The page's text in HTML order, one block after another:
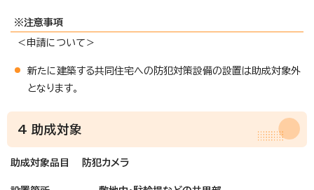
※注意事項
＜申請について＞
新たに建築する共同住宅への防犯対策設備の設置は助成対象外
となります。
4 助成対象
助成対象品目 防犯カメラ